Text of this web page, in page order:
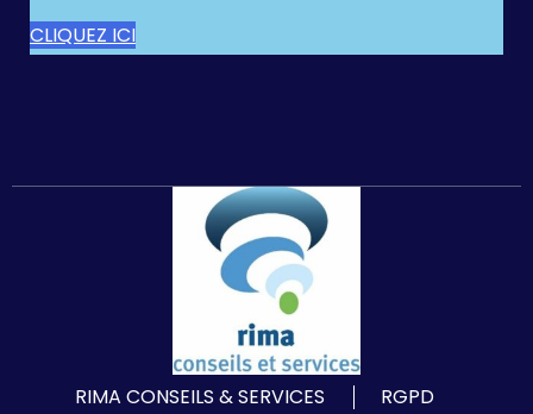
CLIQUEZ ICI
RIMA CONSEILS & SERVICES
RGPD